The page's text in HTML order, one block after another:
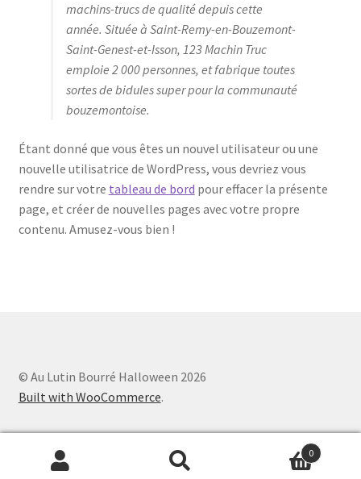
machins-trucs de qualité depuis cette
année. Située à Saint-Remy-en-Bouzemont-
Saint-Genest-et-Isson, 123 Machin Truc
emploie 2 000 personnes, et fabrique toutes
sortes de bidules super pour la communauté
bouzemontoise.
Étant donné que vous êtes un nouvel utilisateur ou une
nouvelle utilisatrice de WordPress, vous devriez vous
rendre sur votre tableau de bord pour effacer la présente
page, et créer de nouvelles pages avec votre propre
contenu. Amusez-vous bien !
© Au Lutin Bourré Halloween 2026
Built with WooCommerce.
Recherche
Recherche
0